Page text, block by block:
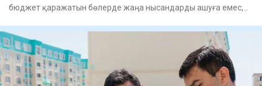
бюджет қаражатын бөлерде жаңа нысандарды ашуға емес,